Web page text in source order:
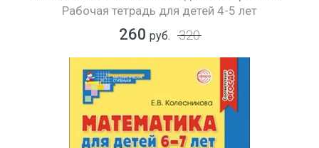
Рабочая тетрадь для детей 4-5 лет
260 руб. 320